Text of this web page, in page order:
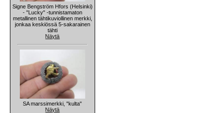
Signe Bengström Hfors (Helsinki)
- "Lucky" -tunnistamaton
metallinen tähtikuviollinen merkki,
jonkaa keskiössä 5-sakarainen
tähti
Näytä
SA marssimerkki, "kulta"
Näytä